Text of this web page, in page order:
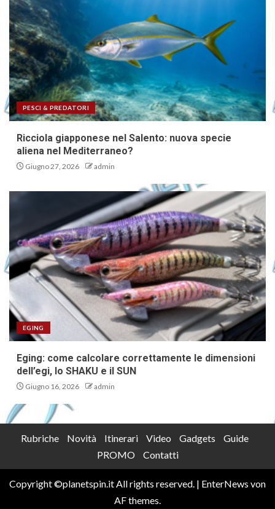
PESCI & PREDATORI
Ricciola giapponese nel Salento: nuova specie
aliena nel Mediterraneo?
Giugno 27, 2026 admin
EGING
Eging: come calcolare correttamente le dimensioni
dell’egi, lo SHAKU e il SUN
Giugno 16, 2026 admin
Rubriche Novità Itinerari Video Gadgets
Guide
PROMO
Contatti
Copyright ©planetspin.it All rights reserved. | EnterNews von
AF themes.